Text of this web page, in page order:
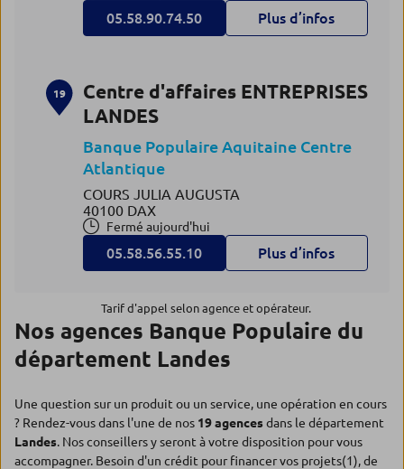
05.58.90.74.50 Plus d’infos
19
Centre d'affaires ENTREPRISES
LANDES
Banque Populaire Aquitaine Centre
Atlantique
COURS JULIA AUGUSTA
40100 DAX
Fermé aujourd'hui
05.58.56.55.10 Plus d’infos
Tarif d'appel selon agence et opérateur.
Nos agences Banque Populaire du
département Landes
Une question sur un produit ou un service, une opération en cours
? Rendez-vous dans l'une de nos 19 agencesdans le département
Landes. Nos conseillers y seront à votre disposition pour vous
accompagner. Besoin d'un crédit pour financer vos projets(1), de